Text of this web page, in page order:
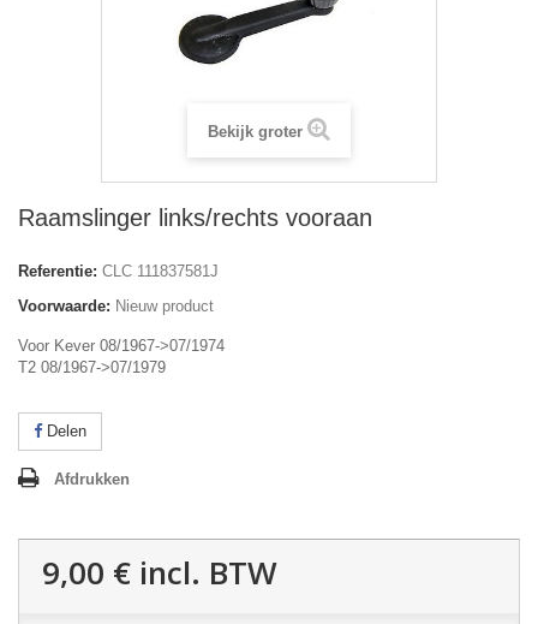
Bekijk groter
Raamslinger links/rechts vooraan
Referentie: CLC 111837581J
Voorwaarde: Nieuw product
Voor Kever 08/1967->07/1974
T2 08/1967->07/1979
Delen
Afdrukken
9,00 € incl. BTW